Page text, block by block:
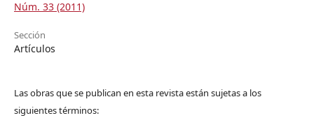
Núm. 33 (2011)
Sección
Artículos
Las obras que se publican en esta revista están sujetas a los
siguientes términos: